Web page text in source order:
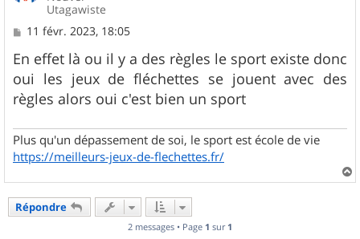
Utagawiste
M
s
s
a
g
e
11 févr. 2023, 18:05
En effet là ou il y a des règles le sport existe donc
oui les jeux de fléchettes se jouent avec des
règles alors oui c'est bien un sport
Plus qu'un dépassement de soi, le sport est école de vie
https://meilleurs-jeux-de-flechettes.fr/
a
Répondre
2 messages • Page 1 sur 1